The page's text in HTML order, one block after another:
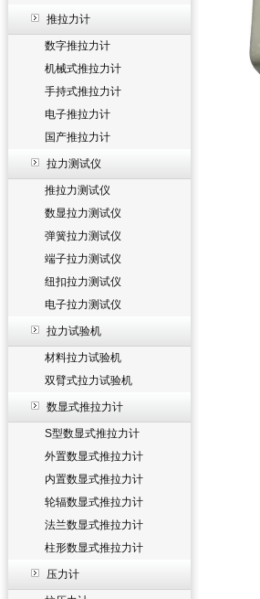
推拉力计
数字推拉力计
机械式推拉力计
手持式推拉力计
电子推拉力计
国产推拉力计
拉力测试仪
推拉力测试仪
数显拉力测试仪
弹簧拉力测试仪
端子拉力测试仪
纽扣拉力测试仪
电子拉力测试仪
拉力试验机
材料拉力试验机
双臂式拉力试验机
数显式推拉力计
S型数显式推拉力计
外置数显式推拉力计
内置数显式推拉力计
轮辐数显式推拉力计
法兰数显式推拉力计
柱形数显式推拉力计
压力计